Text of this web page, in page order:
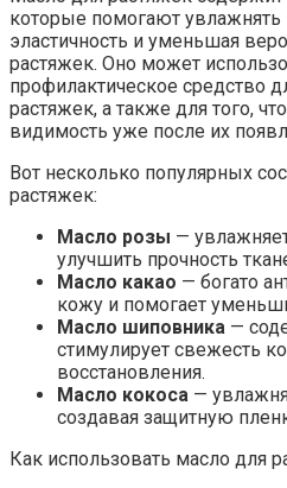
которые помогают увлажнять
эластичность и уменьшая
растяжек. Оно может
профилактическое средство
растяжек, а также для того,
видимость уже после их
Вот несколько популярных
растяжек:
Масло розы —
улучшить прочность
Масло какао — богато
кожу и помогает
Масло шиповника —
стимулирует свежесть
восстановления.
Масло кокоса —
создавая защитную
Как использовать масло для